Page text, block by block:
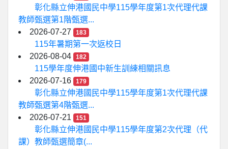
彰化縣立伸港國民中學115學年度第1次代理代課
教師甄選第1階甄選...
2026-07-27
183
115年暑期第一次返校日
2026-08-04
182
115學年度伸港國中新生訓練相關訊息
2026-07-16
179
彰化縣立伸港國民中學115學年度第1次代理代課
教師甄選第4階甄選...
2026-07-21
151
彰化縣立伸港國民中學115學年度第2次代理（代
課）教師甄選簡章(...